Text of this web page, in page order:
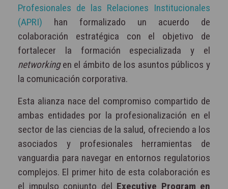
Profesionales de las Relaciones Institucionales
(APRI) han formalizado un acuerdo de
colaboración estratégica con el objetivo de
fortalecer la formación especializada y el
networkingen el ámbito de los asuntos públicos y
la comunicación corporativa.
Esta alianza nace del compromiso compartido de
ambas entidades por la profesionalización en el
sector de las ciencias de la salud, ofreciendo a los
asociados y profesionales herramientas de
vanguardia para navegar en entornos regulatorios
complejos. El primer hito de esta colaboración es
el impulso conjunto del Executive Program en